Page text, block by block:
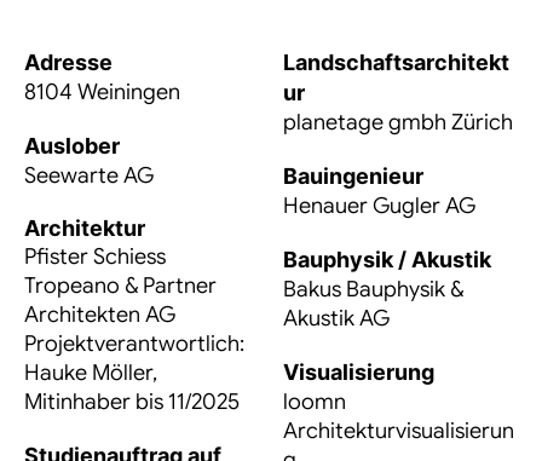
Adresse
8104 Weiningen
Auslober
Seewarte AG
Architektur
Pfister Schiess
Tropeano & Partner
Architekten AG
Projektverantwortlich:
Hauke Möller,
Mitinhaber bis 11/2025
Studienauftrag auf
Landschaftsarchitekt
ur
planetage gmbh Zürich
Bauingenieur
Henauer Gugler AG
Bauphysik / Akustik
Bakus Bauphysik &
Akustik AG
Visualisierung
loomn
Architekturvisualisierun